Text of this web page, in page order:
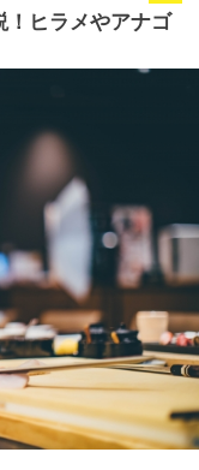
！ヒラメやアナゴ